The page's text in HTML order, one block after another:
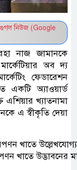
গুগল নিউজ (Google
নাজ জামানকে
অব দ্য
ফেডারেশন
একটি অ্যাওয়ার্ড
এশিয়ার খ্যাতনামা
এ স্বীকৃতি দেয়া
খাতে
খাতে উদ্ভাবনের